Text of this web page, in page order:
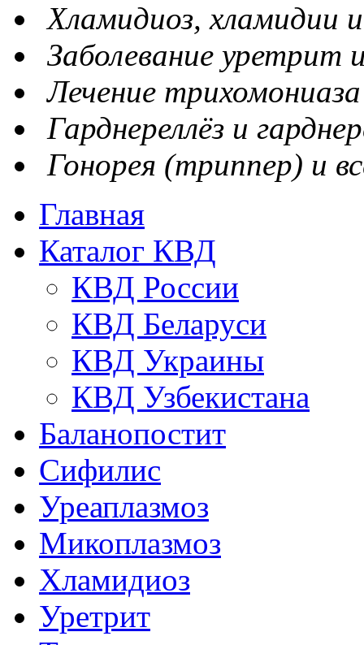
Хламидиоз, хламидии
Заболевание уретрит
Лечение
Гарднереллёз и
Гонорея (триппер) и
Главная
Каталог КВД
КВД России
КВД Беларуси
КВД Украины
КВД Узбекистана
Баланопостит
Сифилис
Уреаплазмоз
Микоплазмоз
Хламидиоз
Уретрит